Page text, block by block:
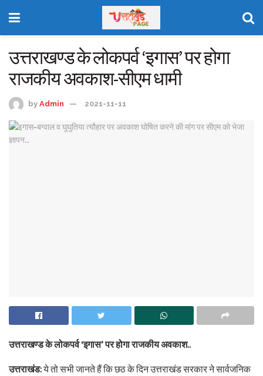
उत्तराखण्ड के लोकपर्व ‘इगास’ पर होगा
राजकीय अवकाश-सीएम धामी
by Admin 2021-11-11
उत्तराखण्ड के लोकपर्व ‘इगास’ पर होगा राजकीय अवकाश..
उत्तराखंड:ये तो सभी जानते हैं कि छठ के दिन उत्तराखंड सरकार ने सार्वजनिक